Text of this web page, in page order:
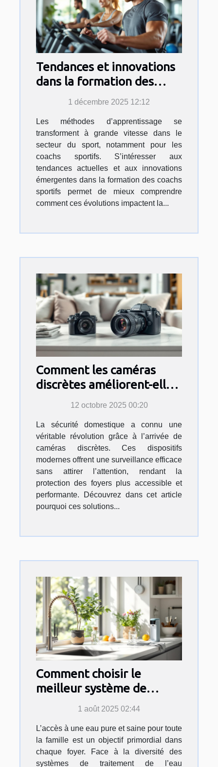
Tendances et innovations
dans la formation des
coachs sportifs
1 décembre 2025 12:12
Les méthodes d’apprentissage se
transforment à grande vitesse dans le
secteur du sport, notamment pour les
coachs sportifs. S’intéresser aux
tendances actuelles et aux innovations
émergentes dans la formation des coachs
sportifs permet de mieux comprendre
comment ces évolutions impactent la...
Comment les caméras
discrètes améliorent-elles
la sécurité domestique ?
12 octobre 2025 00:20
La sécurité domestique a connu une
véritable révolution grâce à l’arrivée de
caméras discrètes. Ces dispositifs
modernes offrent une surveillance efficace
sans attirer l’attention, rendant la
protection des foyers plus accessible et
performante. Découvrez dans cet article
pourquoi ces solutions...
Comment choisir le
meilleur système de
traitement de l'eau pour
1 août 2025 02:44
L’accès à une eau pure et saine pour toute
la famille est un objectif primordial dans
chaque foyer. Face à la diversité des
systèmes de traitement de l’eau